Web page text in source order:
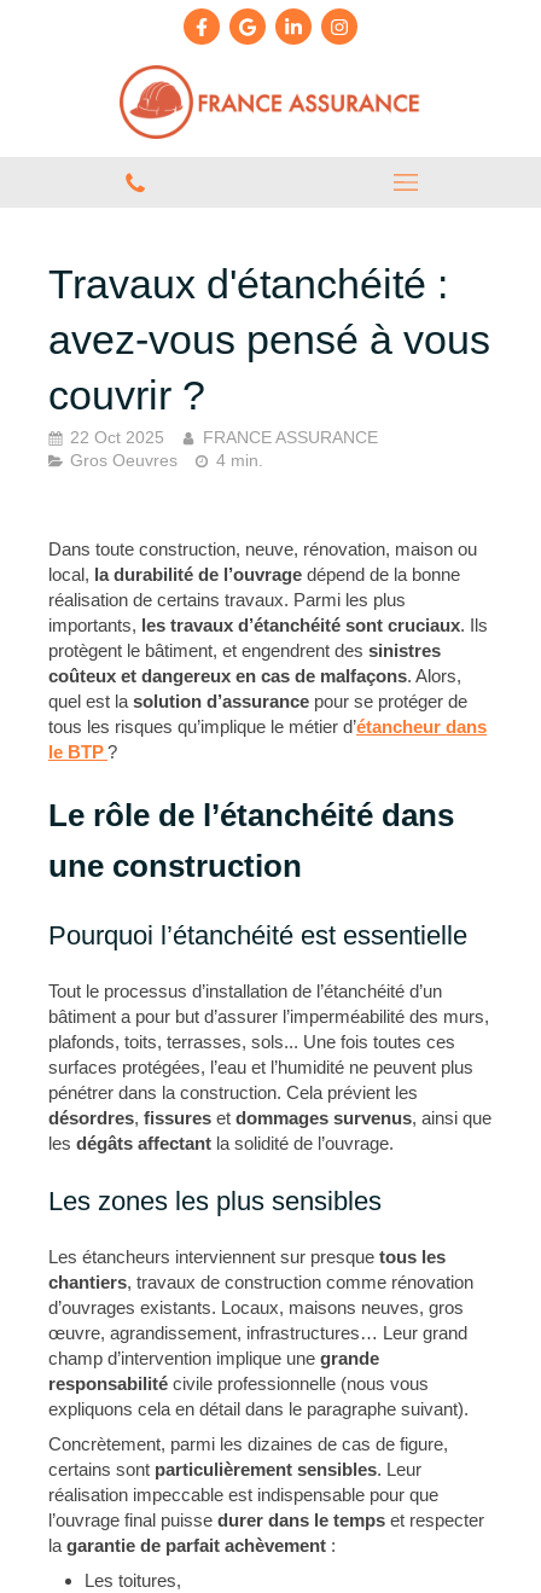
Travaux d'étanchéité :
avez-vous pensé à vous
couvrir ?
22 Oct 2025
FRANCE ASSURANCE
Gros Oeuvres
4 min.
Dans toute construction, neuve, rénovation, maison ou
local, la durabilité de l’ouvrage dépend de la bonne
réalisation de certains travaux. Parmi les plus
importants, les travaux d’étanchéité sont cruciaux. Ils
protègent le bâtiment, et engendrent des sinistres
coûteux et dangereux en cas de malfaçons. Alors,
quel est la solution d’assurance pour se protéger de
tous les risques qu’implique le métier d’étancheur dans
le BTP?
Le rôle de l’étanchéité dans
une construction
Pourquoi l’étanchéité est essentielle
Tout le processus d’installation de l’étanchéité d’un
bâtiment a pour but d’assurer l’imperméabilité des murs,
plafonds, toits, terrasses, sols... Une fois toutes ces
surfaces protégées, l’eau et l’humidité ne peuvent plus
pénétrer dans la construction. Cela prévient les
désordres, fissures et dommages survenus, ainsi que
les dégâts affectant la solidité de l’ouvrage.
Les zones les plus sensibles
Les étancheurs interviennent sur presque tous les
chantiers, travaux de construction comme rénovation
d’ouvrages existants. Locaux, maisons neuves, gros
œuvre, agrandissement, infrastructures… Leur grand
champ d’intervention implique une grande
responsabilité civile professionnelle (nous vous
expliquons cela en détail dans le paragraphe suivant).
Concrètement, parmi les dizaines de cas de figure,
certains sont particulièrement sensibles. Leur
réalisation impeccable est indispensable pour que
l’ouvrage final puisse durer dans le temps et respecter
la garantie de parfait achèvement :
Les toitures,